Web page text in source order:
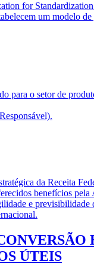
for
um modelo de
para o setor de
da Receita
benefícios pela
e previsibilidade
ÚTEIS